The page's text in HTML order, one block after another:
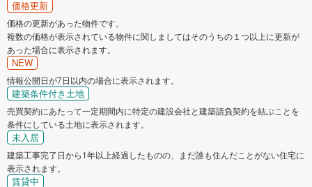
価格更新
価格の更新があった物件です。
複数の価格が表示されている物件に関しましてはそのうちの１つ以上に更新が
あった場合に表示されます。
NEW
情報公開日が7日以内の場合に表示されます。
建築条件付き土地
売買契約にあたって一定期間内に特定の建設会社と建築請負契約を結ぶことを
条件にしている土地に表示されます。
未入居
建築工事完了日から1年以上経過したものの、まだ誰も住んだことがない住宅に
表示されます。
賃貸中